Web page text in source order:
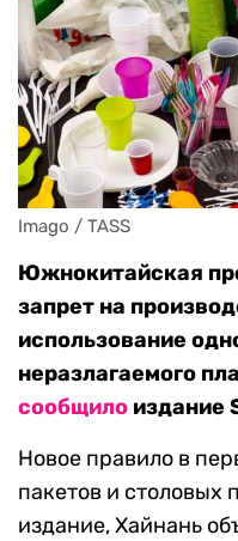
Imago / TASS
Южнокитайская
запрет на
использование
неразлагаемого
сообщило издание
Новое правило в
пакетов и столовых
издание, Хайнань